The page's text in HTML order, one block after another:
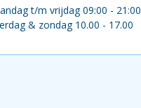
t/m vrijdag 09:00 - 21:00
& zondag 10.00 - 17.00